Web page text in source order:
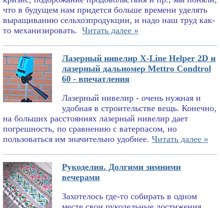
что в будущем нам придется больше времени уделять
выращиванию сельхозпродукции, и надо наш труд как-
то механизировать. Читать далее »
Лазерный нивелир X-Line Helper 2D и
лазерный дальномер Mettro Condtrol
60 - впечатления
Лазерный нивелир - очень нужная и
удобная в строительстве вещь. Конечно,
на больших расстояниях лазерный нивелир дает
погрешность, по сравнению с ватерпасом, но
пользоваться им значительно удобнее. Читать далее »
Рукоделия. Долгими зимними
вечерами
Захотелось где-то собирать в одном